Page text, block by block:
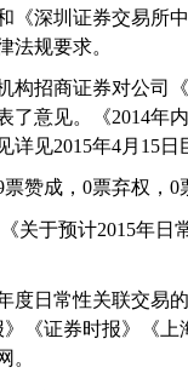
《深圳证券交易所
法规要求。
构招商证券对公司《
了意见。
《2014年
详见2015年4月 15日
票赞成， 0票弃权， 0
关于预计2015年日
度日常性关联交易
》《证券时报》《上
。